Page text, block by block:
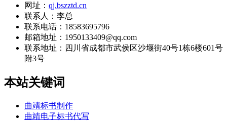
网址： qj.bszztd.cn
联系人：李总
联系电话：18583695796
邮箱地址：1950133409@qq.com
联系地址： 四川省成都市武侯区沙堰街40号1栋6楼601号
附3号
本站关键词
曲靖标书制作
曲靖电子标书代写